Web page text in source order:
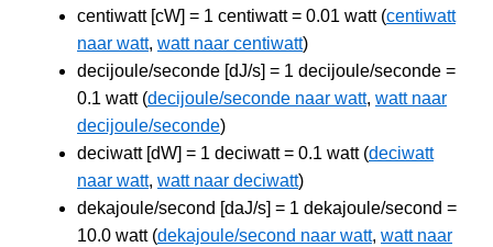
centiwatt [cW] = 1 centiwatt = 0.01 watt (centiwatt
naar watt, watt naar centiwatt)
decijoule/seconde [dJ/s] = 1 decijoule/seconde =
0.1 watt (decijoule/seconde naar watt, watt naar
decijoule/seconde)
deciwatt [dW] = 1 deciwatt = 0.1 watt (deciwatt
naar watt, watt naar deciwatt)
dekajoule/second [daJ/s] = 1 dekajoule/second =
10.0 watt (dekajoule/second naar watt, watt naar